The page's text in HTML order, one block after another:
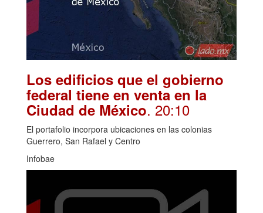
Los edificios que el gobierno
federal tiene en venta en la
Ciudad de México. 20:10
El portafolio incorpora ubicaciones en las colonias
Guerrero, San Rafael y Centro
Infobae